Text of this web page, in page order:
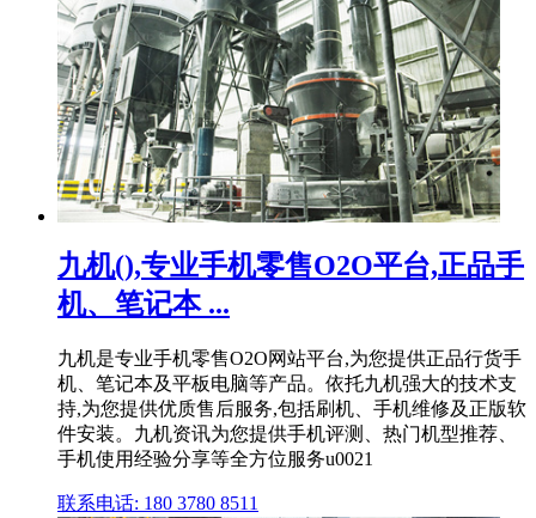
九机(),专业手机零售O2O平台,正品手
机、笔记本 ...
九机是专业手机零售O2O网站平台,为您提供正品行货手
机、笔记本及平板电脑等产品。依托九机强大的技术支
持,为您提供优质售后服务,包括刷机、手机维修及正版软
件安装。九机资讯为您提供手机评测、热门机型推荐、
手机使用经验分享等全方位服务u0021
联系电话: 180 3780 8511